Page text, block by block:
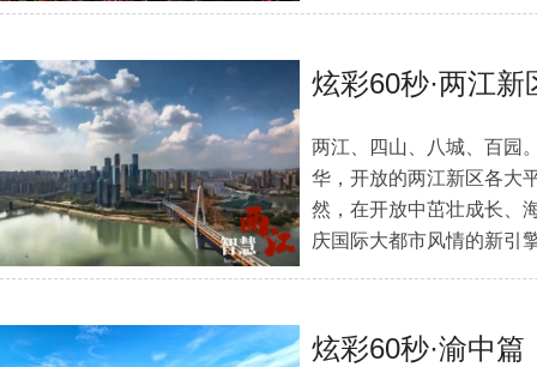
炫彩60秒·两江新
两江、四山、八城、百园
华，开放的两江新区各大
然，在开放中茁壮成长、
庆国际大都市风情的新引
炫彩60秒·渝中篇